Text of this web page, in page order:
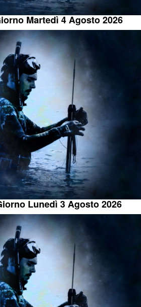
Martedì 4 Agosto 2026
Lunedì 3 Agosto 2026